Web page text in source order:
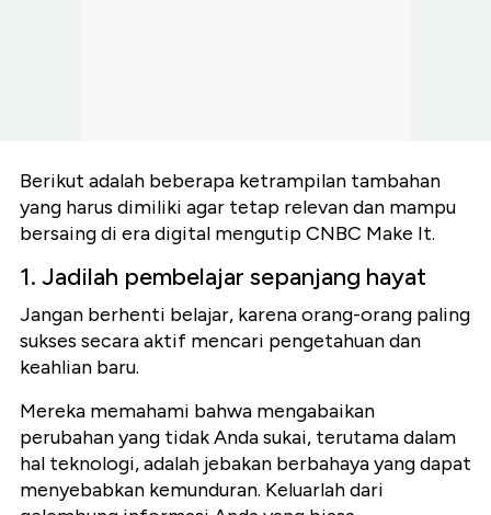
Berikut adalah beberapa ketrampilan tambahan
yang harus dimiliki agar tetap relevan dan mampu
bersaing di era digital mengutip CNBC Make It.
1. Jadilah pembelajar sepanjang hayat
Jangan berhenti belajar, karena orang-orang paling
sukses secara aktif mencari pengetahuan dan
keahlian baru.
Mereka memahami bahwa mengabaikan
perubahan yang tidak Anda sukai, terutama dalam
hal teknologi, adalah jebakan berbahaya yang dapat
menyebabkan kemunduran. Keluarlah dari